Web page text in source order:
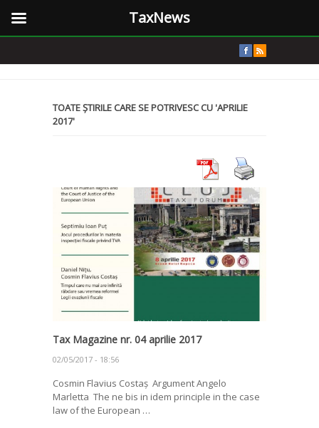
TOATE ȘTIRILE CARE SE POTRIVESC CU 'APRILIE
2017'
Tax Magazine nr. 04 aprilie 2017
02/05/2017 - 18:56
Cosmin Flavius Costaș Argument Angelo
Marletta The ne bis in idem principle in the case
law of the European …
TaxNews